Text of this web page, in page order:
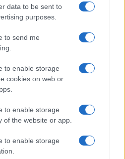
data to be sent to
purposes.
to send me
to enable storage
cookies on web or
to enable storage
of the website or app.
to enable storage
DEL MESE